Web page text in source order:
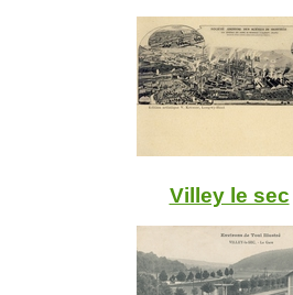
Villey le sec